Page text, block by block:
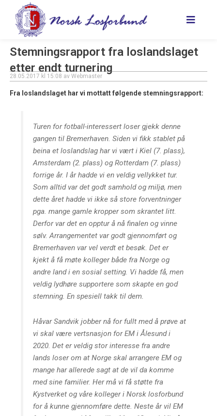
innholdet
Stemningsrapport fra loslandslaget
etter endt turnering
28.05.2017 kl 15:08 av Webmaster
Fra loslandslaget har vi mottatt følgende stemningsrapport:
Turen for fotball-interessert loser gjekk denne
gangen til Bremerhaven. Siden vi fikk stablet på
beina et loslandslag har vi vært i Kiel (7. plass),
Amsterdam (2. plass) og Rotterdam (7. plass)
forrige år. I år hadde vi en veldig vellykket tur.
Som alltid var det godt samhold og miljø, men
dette året hadde vi ikke så store forventninger
pga. mange gamle kropper som skrantet litt.
Derfor var det en opptur å nå finalen og vinne
sølv. Arrangementet var godt gjennomført og
Bremerhaven var vel verdt et besøk. Det er
kjekt å få møte kolleger både fra Norge og
andre land i en sosial setting. Vi hadde få, men
veldig lydhøre supportere som skapte en god
stemning. En spesiell takk til dem.
Håvar Sandvik jobber nå for fullt med å prøve at
vi skal være vertsnasjon for EM i Ålesund i
2020. Det er veldig stor interesse fra andre
lands loser om at Norge skal arrangere EM og
mange har allerede sagt at de vil da komme
med sine familier. Her må vi få støtte fra
Kystverket og våre kolleger i Norsk losforbund
for å kunne gjennomføre dette. Neste år vil EM